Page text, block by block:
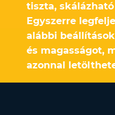
tiszta,
Egyszerre
alábbi
és magasságot,
azonnal